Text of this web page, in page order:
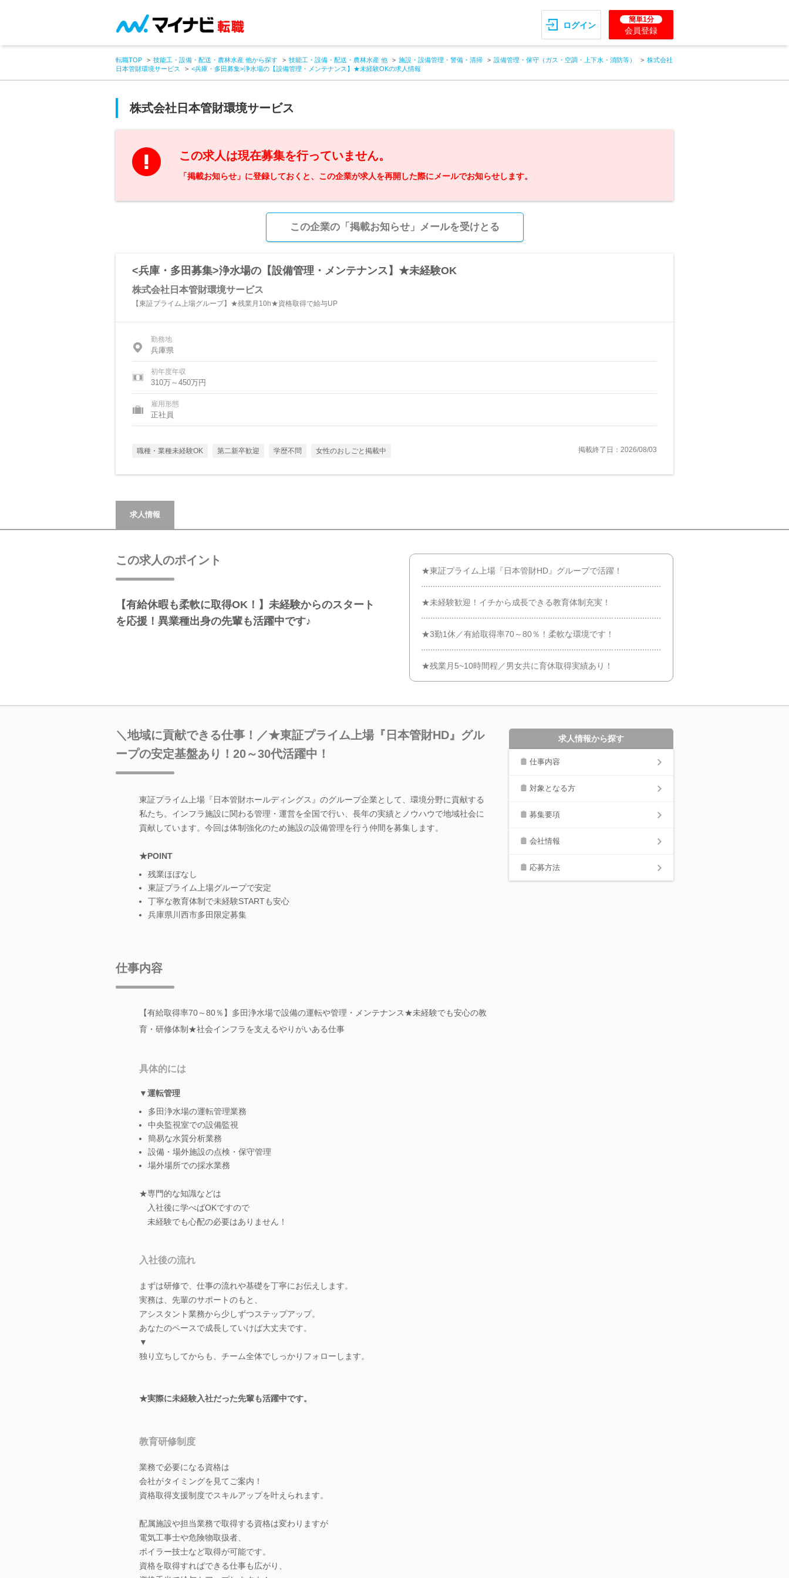
ログイン
簡単1分
会員登録
転職TOP 技能工・設備・配送・農林水産 他から探す 技能工・設備・配送・農林水産 他 施設・設備管理・警備・清掃 設備管理・保守（ガス・空調・上下水・消防等）
株式会社
日本管財環境サービス
<兵庫・多田募集>浄水場の【設備管理・メンテナンス】★未経験OKの求人情報
株式会社日本管財環境サービス
この求人は現在募集を行っていません。
「掲載お知らせ」に登録しておくと、この企業が求人を再開した際にメールでお知らせします。
この企業の「掲載お知らせ」メールを受けとる
<兵庫・多田募集>浄水場の【設備管理・メンテナンス】★未経験OK
株式会社日本管財環境サービス
【東証プライム上場グループ】★残業月10h★資格取得で給与UP
勤務地
兵庫県
初年度年収
310万～450万円
雇用形態
正社員
職種・業種未経験OK 第二新卒歓迎 学歴不問 女性のおしごと掲載中 掲載終了日：2026/08/03
求人情報
この求人のポイント
【有給休暇も柔軟に取得OK！】未経験からのスタート
を応援！異業種出身の先輩も活躍中です♪
★東証プライム上場『日本管財HD』グループで活躍！
★未経験歓迎！イチから成長できる教育体制充実！
★3勤1休／有給取得率70～80％！柔軟な環境です！
★残業月5~10時間程／男女共に育休取得実績あり！
＼地域に貢献できる仕事！／★東証プライム上場『日本管財HD』グル
ープの安定基盤あり！20～30代活躍中！
東証プライム上場『日本管財ホールディングス』のグループ企業として、環境分野に貢献する
私たち。インフラ施設に関わる管理・運営を全国で行い、長年の実績とノウハウで地域社会に
貢献しています。今回は体制強化のため施設の設備管理を行う仲間を募集します。
★POINT
残業ほぼなし
東証プライム上場グループで安定
丁寧な教育体制で未経験STARTも安心
兵庫県川西市多田限定募集
仕事内容
【有給取得率70～80％】多田浄水場で設備の運転や管理・メンテナンス★未経験でも安心の教
育・研修体制★社会インフラを支えるやりがいある仕事
具体的には
▼運転管理
多田浄水場の運転管理業務
中央監視室での設備監視
簡易な水質分析業務
設備・場外施設の点検・保守管理
場外場所での採水業務
★専門的な知識などは
入社後に学べばOKですので
未経験でも心配の必要はありません！
入社後の流れ
まずは研修で、仕事の流れや基礎を丁寧にお伝えします。
実務は、先輩のサポートのもと、
アシスタント業務から少しずつステップアップ。
あなたのペースで成長していけば大丈夫です。
▼
独り立ちしてからも、チーム全体でしっかりフォローします。
★実際に未経験入社だった先輩も活躍中です。
教育研修制度
業務で必要になる資格は
会社がタイミングを見てご案内！
資格取得支援制度でスキルアップを叶えられます。
配属施設や担当業務で取得する資格は変わりますが
電気工事士や危険物取扱者、
ボイラー技士など取得が可能です。
資格を取得すればできる仕事も広がり、
求人情報から探す
仕事内容
対象となる方
募集要項
会社情報
応募方法